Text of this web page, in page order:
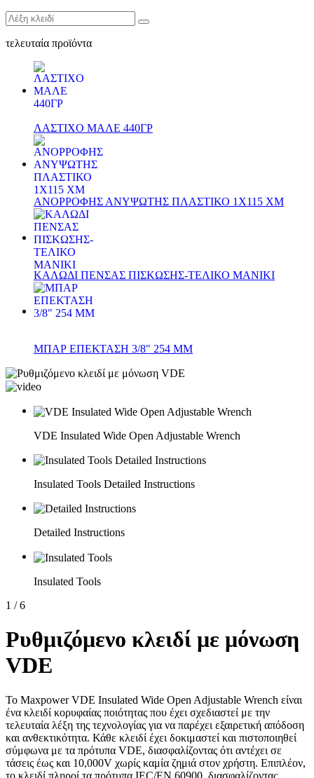
τελευταία προϊόντα
ΛΑΣΤΙΧΟ ΜΑΛΕ 440ΓΡ
ΑΝΟΡΡΟΦΗΣ ΑΝΥΨΩΤΗΣ ΠΛΑΣΤΙΚΟ 1Χ115 ΧΜ
ΚΑΛΩΔΙ ΠΕΝΣΑΣ ΠΙΣΚΩΣΗΣ-ΤΕΛΙΚΟ ΜΑΝΙΚΙ
ΜΠΑΡ ΕΠΕΚΤΑΣΗ 3/8" 254 ΜΜ
VDE Insulated Wide Open Adjustable Wrench
Insulated Tools Detailed Instructions
Detailed Instructions
Insulated Tools
1 / 6
Ρυθμιζόμενο κλειδί με μόνωση
VDE
Το Maxpower VDE Insulated Wide Open Adjustable Wrench είναι
ένα κλειδί κορυφαίας ποιότητας που έχει σχεδιαστεί με την
τελευταία λέξη της τεχνολογίας για να παρέχει εξαιρετική απόδοση
και ανθεκτικότητα. Κάθε κλειδί έχει δοκιμαστεί και πιστοποιηθεί
σύμφωνα με τα πρότυπα VDE, διασφαλίζοντας ότι αντέχει σε
τάσεις έως και 10,000V χωρίς καμία ζημιά στον χρήστη. Επιπλέον,
το κλειδί πληροί τα πρότυπα IEC/EN 60900, διασφαλίζοντας